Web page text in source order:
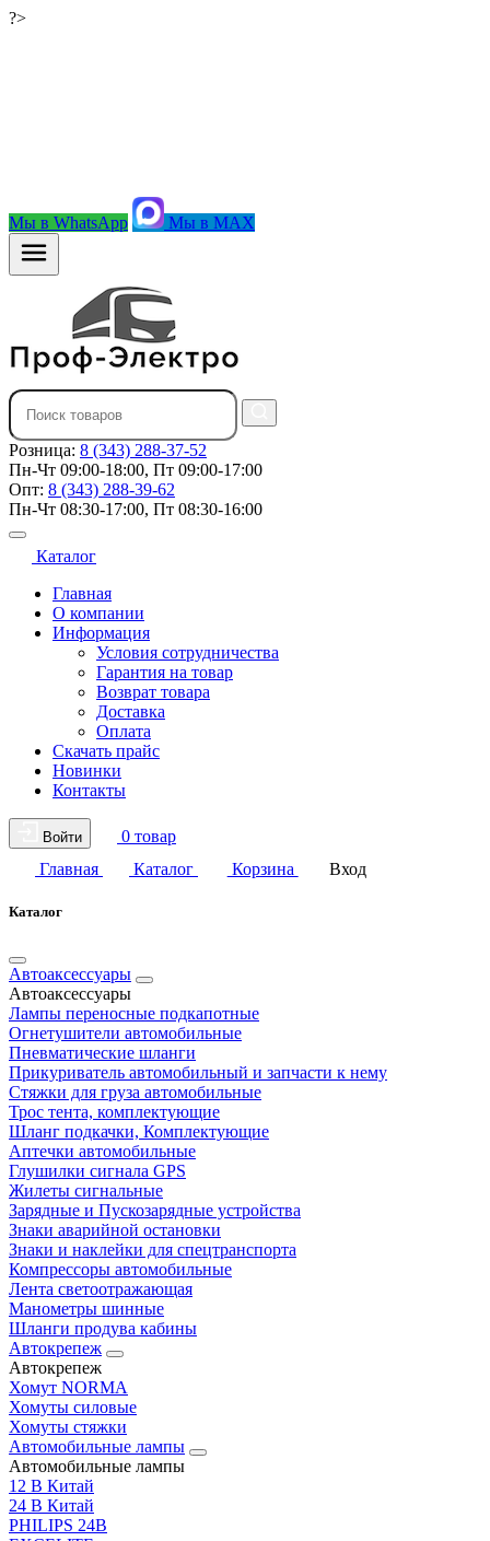
?>
Мы в WhatsApp Мы в MAX
Розница: 8 (343) 288-37-52
Пн-Чт 09:00-18:00, Пт 09:00-17:00
Опт: 8 (343) 288-39-62
Пн-Чт 08:30-17:00, Пт 08:30-16:00
Каталог
Главная
О компании
Информация
Условия сотрудничества
Гарантия на товар
Возврат товара
Доставка
Оплата
Скачать прайс
Новинки
Контакты
Войти
0 товар
Главная
Каталог Корзина Вход
Каталог
Автоаксессуары
Автоаксессуары
Лампы переносные подкапотные
Огнетушители автомобильные
Пневматические шланги
Прикуриватель автомобильный и запчасти к нему
Стяжки для груза автомобильные
Трос тента, комплектующие
Шланг подкачки, Комплектующие
Аптечки автомобильные
Глушилки сигнала GPS
Жилеты сигнальные
Зарядные и Пускозарядные устройства
Знаки аварийной остановки
Знаки и наклейки для спецтранспорта
Компрессоры автомобильные
Лента светоотражающая
Манометры шинные
Шланги продува кабины
Автокрепеж
Автокрепеж
Хомут NORMA
Хомуты силовые
Хомуты стяжки
Автомобильные лампы
Автомобильные лампы
12 В Китай
24 В Китай
PHILIPS 24В